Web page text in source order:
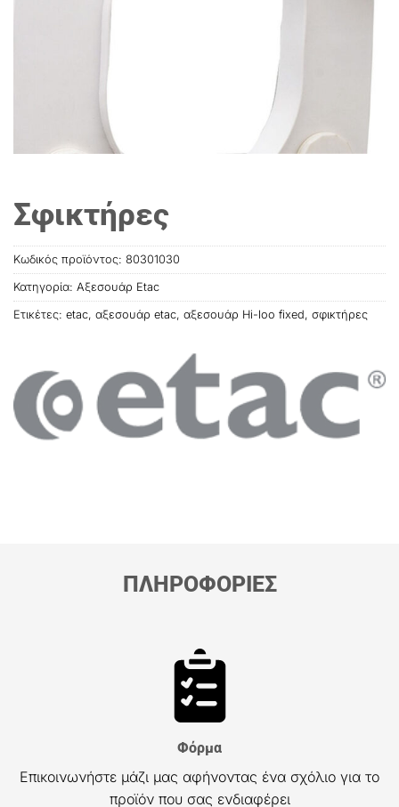
Σφικτήρες
Κωδικός προϊόντος: 80301030
Κατηγορία: Αξεσουάρ Etac
Ετικέτες: etac, αξεσουάρ etac, αξεσουάρ Hi-loo fixed, σφικτήρες
ΠΛΗΡΟΦΟΡΙΕΣ
Φόρμα
Επικοινωνήστε μάζι μας αφήνοντας ένα σχόλιο για το
προϊόν που σας ενδιαφέρει